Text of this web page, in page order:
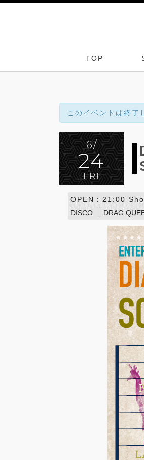
TOP
このイベントは終了
6/
24
FRI
OPEN：21:00
DISCO
DRAG